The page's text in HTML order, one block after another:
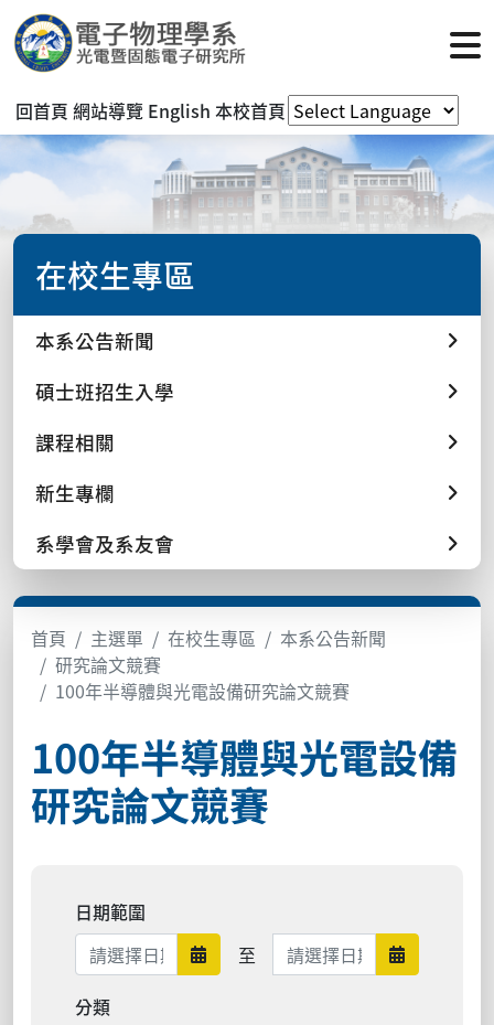
回首頁 網站導覽 English 本校首頁
在校生專區
本系公告新聞
碩士班招生入學
課程相關
新生專欄
系學會及系友會
首頁 主選單 在校生專區
本系公告新聞
研究論文競賽
100年半導體與光電設備研究論文競賽
100年半導體與光電設備
研究論文競賽
日期範圍
日期範圍開始
至 日期範圍結束 日期範圍
分類